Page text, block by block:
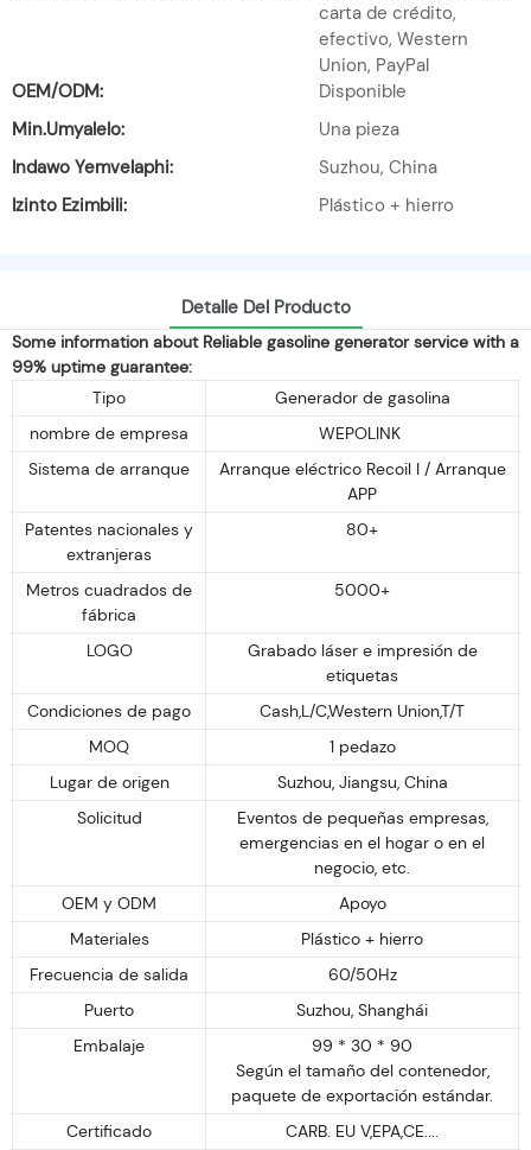
carta de crédito,
efectivo, Western
Union, PayPal
OEM/ODM:
Disponible
Min.Umyalelo:
Una pieza
Indawo Yemvelaphi:
Suzhou, China
Izinto Ezimbili:
Plástico + hierro
Detalle Del Producto
Some information about Reliable gasoline generator service with a
99% uptime guarantee:
Tipo
Generador de gasolina
nombre de empresa
WEPOLINK
Sistema de arranque
Arranque eléctrico Recoil I / Arranque
APP
Patentes nacionales y
extranjeras
80+
Metros cuadrados de
fábrica
5000+
LOGO
Grabado láser e impresión de
etiquetas
Condiciones de pago
Cash,L/C,Western Union,T/T
MOQ
1 pedazo
Lugar de origen
Suzhou, Jiangsu, China
Solicitud
Eventos de pequeñas empresas,
emergencias en el hogar o en el
negocio, etc.
OEM y ODM
Apoyo
Materiales
Plástico + hierro
Frecuencia de salida
60/50Hz
Puerto
Suzhou, Shanghái
Embalaje
99 * 30 * 90
Según el tamaño del contenedor,
paquete de exportación estándar.
Certificado
CARB. EU V,EPA,CE....